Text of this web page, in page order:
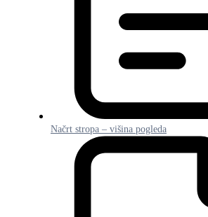
Načrt stropa – višina pogleda